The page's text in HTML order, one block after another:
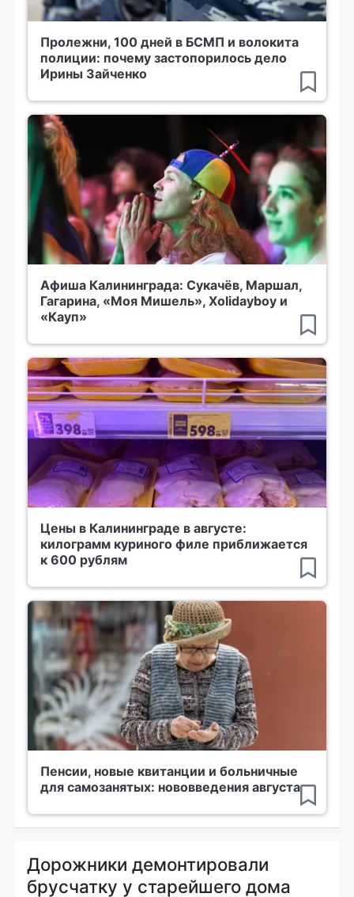
Пролежни, 100 дней в БСМП и волокита
полиции: почему застопорилось дело
Ирины Зайченко
Афиша Калининграда: Сукачёв, Маршал,
Гагарина, «Моя Мишель», Xolidayboy и
«Кауп»
Цены в Калининграде в августе:
килограмм куриного филе приближается
к 600 рублям
Пенсии, новые квитанции и больничные
для самозанятых: нововведения августа
Дорожники демонтировали
брусчатку у старейшего дома